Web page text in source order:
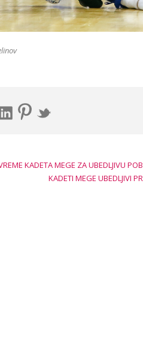
KADETA MEGE ZA UBEDLJIVU
KADETI MEGE UBEDLJIVI